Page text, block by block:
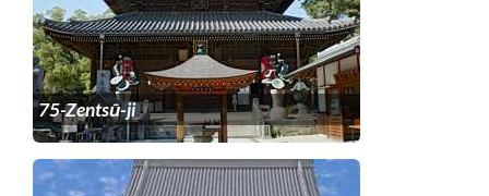
75-Zentsū-ji